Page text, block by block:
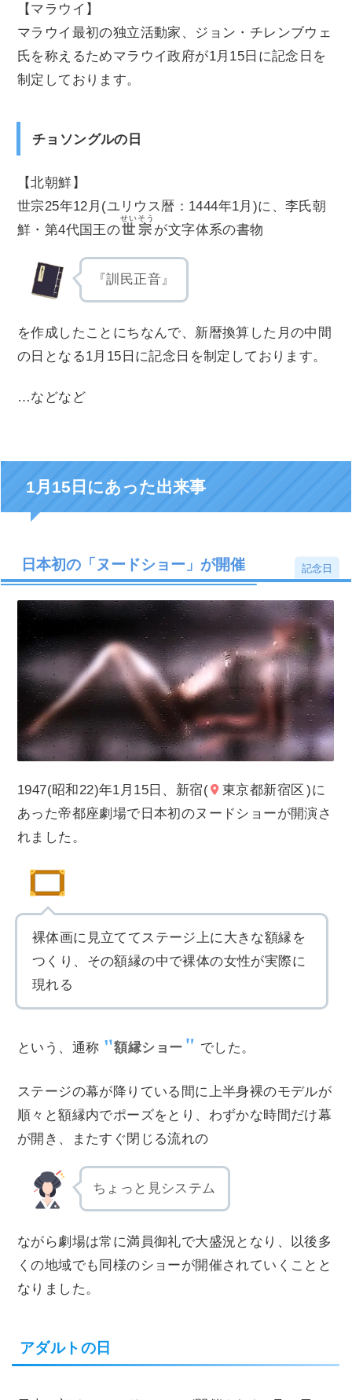
【マラウイ】
マラウイ最初の独立活動家、ジョン・チレンブウェ
氏を称えるためマラウイ政府が1月15日に記念日を
制定しております。
チョソングルの日
【北朝鮮】
世宗25年12月(ユリウス暦：1444年1月)に、李氏朝
鮮・第4代国王の世宗
せいそう
が文字体系の書物
『訓民正音』
を作成したことにちなんで、新暦換算した月の中間
の日となる1月15日に記念日を制定しております。
…などなど
1月15日にあった出来事
日本初の「ヌードショー」が開催 記念日
1947(昭和22)年1月15日、新宿( 東京都新宿区 )に
あった帝都座劇場で日本初のヌードショーが開演さ
れました。
裸体画に見立ててステージ上に大きな額縁を
つくり、その額縁の中で裸体の女性が実際に
現れる
という、通称 額縁ショー でした。
ステージの幕が降りている間に上半身裸のモデルが
順々と額縁内でポーズをとり、わずかな時間だけ幕
が開き、またすぐ閉じる流れの
ちょっと見システム
ながら劇場は常に満員御礼で大盛況となり、以後多
くの地域でも同様のショーが開催されていくことと
なりました。
アダルトの日